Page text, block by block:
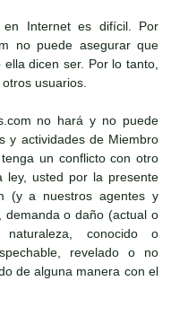
Internet es difícil. Por
no puede asegurar que
dicen ser. Por lo tanto,
usuarios.
no hará y no puede
y actividades de Miembro
un conflicto con otro
ley, usted por la presente
(y a nuestros agentes y
demanda o daño (actual o
conocido o
revelado o no
de alguna manera con el